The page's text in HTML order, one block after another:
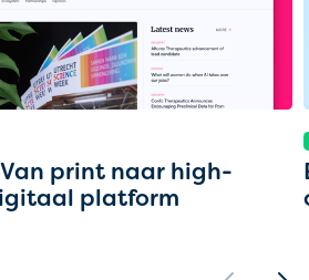
print naar high-
platform